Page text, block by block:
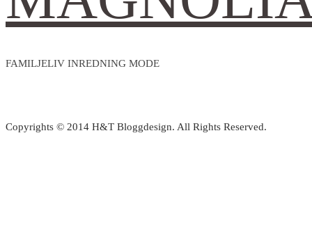
FAMILJELIV INREDNING MODE
Copyrights © 2014 H&T Bloggdesign. All Rights Reserved.